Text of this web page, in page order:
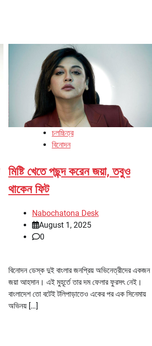
চলচ্চিত্র
বিনোদন
মিষ্টি খেতে পছন্দ করেন জয়া, তবুও
থাকেন ফিট
Nabochatona Desk
August 1, 2025
0
বিনোদন ডেস্ক দুই বাংলার জনপ্রিয় অভিনেত্রীদের একজন
জয়া আহসান। এই মুহূর্তে তার দম ফেলার ফুরসৎ নেই।
বাংলাদেশ তো বটেই টলিপাড়াতেও একের পর এক সিনেমায়
অভিনয় […]